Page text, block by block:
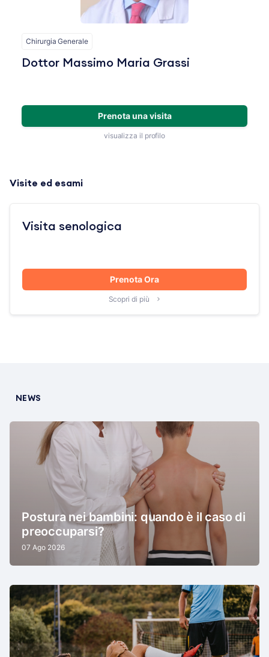
Chirurgia Generale
Dottor Massimo Maria Grassi
Prenota una visita
visualizza il profilo
Visite ed esami
Visita senologica
Prenota Ora
Scopri di più
NEWS
Postura nei bambini: quando è il caso di
preoccuparsi?
07 Ago 2026